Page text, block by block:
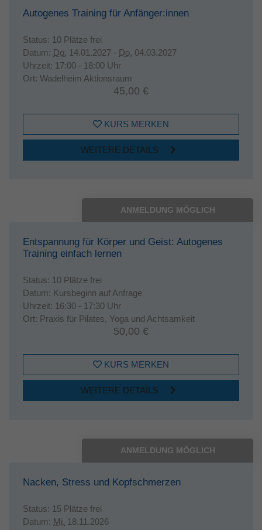
Autogenes Training für Anfänger:innen
Status: 10 Plätze frei
Datum: Do. 14.01.2027 - Do. 04.03.2027
Uhrzeit: 17:00 - 18:00 Uhr
Ort: Wadelheim Aktionsraum
45,00 €
KURS MERKEN
WEITERE DETAILS
ANMELDUNG MÖGLICH
Entspannung für Körper und Geist: Autogenes
Training einfach lernen
Status: 10 Plätze frei
Datum: Kursbeginn auf Anfrage
Uhrzeit: 16:30 - 17:30 Uhr
Ort: Praxis für Pilates, Yoga und Achtsamkeit
50,00 €
KURS MERKEN
WEITERE DETAILS
ANMELDUNG MÖGLICH
Nacken, Stress und Kopfschmerzen
Status: 15 Plätze frei
Datum: Mi. 18.11.2026